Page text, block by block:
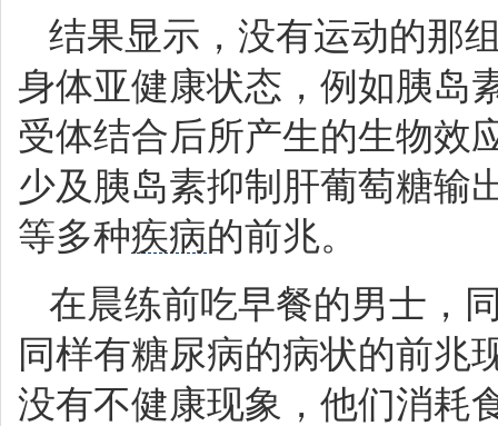
结果显示，没有运动的那
身体亚健康状态，例如胰岛
受体结合后所产生的生物效
少及胰岛素抑制肝葡萄糖输
等多种疾病的前兆。
在晨练前吃早餐的男士，
同样有糖尿病的病状的前兆
没有不健康现象，他们消耗